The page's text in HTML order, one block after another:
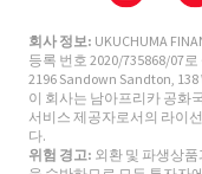
회사 정보: UKUCHUMA
등록 번호 2020/735868/07
2196 Sandown Sandton, 138
이 회사는 남아프리카 공화
서비스 제공자로서의 라이
다.
위험 경고: 외환 및 파생상